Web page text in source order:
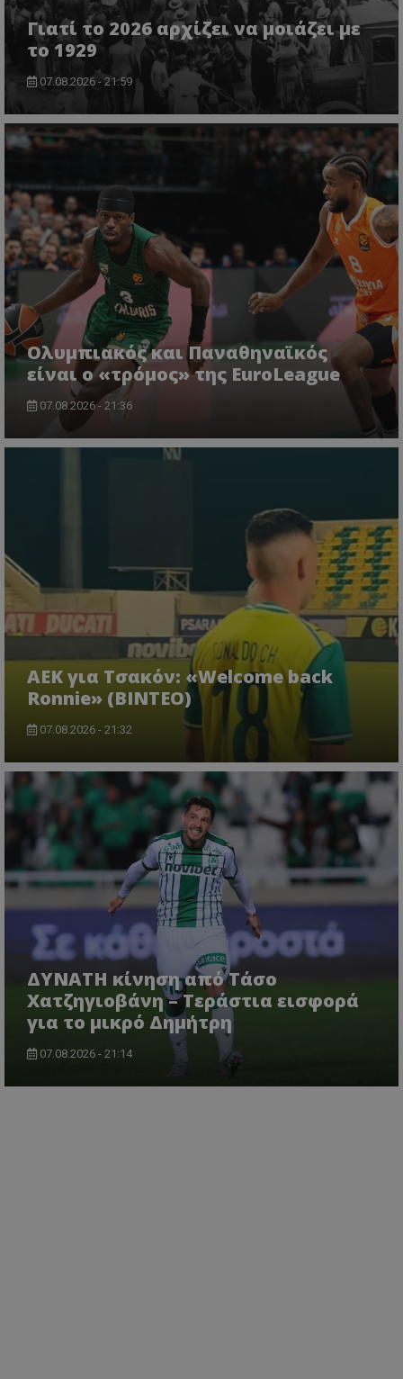
Γιατί το 2026 αρχίζει να μοιάζει με
το 1929
07.08.2026 - 21:59
Ολυμπιακός και Παναθηναϊκός
είναι ο «τρόμος» της EuroLeague
07.08.2026 - 21:36
ΑΕΚ για Τσακόν: «Welcome back
Ronnie» (ΒΙΝΤΕΟ)
07.08.2026 - 21:32
ΔΥΝΑΤΗ κίνηση από Τάσο
Χατζηγιοβάνη – Τεράστια εισφορά
για το μικρό Δημήτρη
07.08.2026 - 21:14